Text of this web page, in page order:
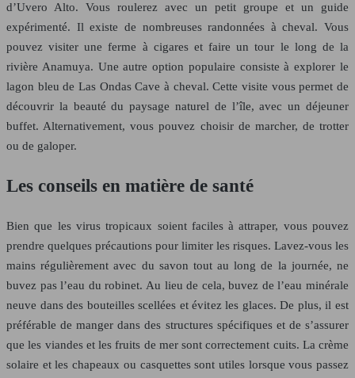
d’Uvero Alto. Vous roulerez avec un petit groupe et un guide
expérimenté. Il existe de nombreuses randonnées à cheval. Vous
pouvez visiter une ferme à cigares et faire un tour le long de la
rivière Anamuya. Une autre option populaire consiste à explorer le
lagon bleu de Las Ondas Cave à cheval. Cette visite vous permet de
découvrir la beauté du paysage naturel de l’île, avec un déjeuner
buffet. Alternativement, vous pouvez choisir de marcher, de trotter
ou de galoper.
Les conseils en matière de santé
Bien que les virus tropicaux soient faciles à attraper, vous pouvez
prendre quelques précautions pour limiter les risques. Lavez-vous les
mains régulièrement avec du savon tout au long de la journée, ne
buvez pas l’eau du robinet. Au lieu de cela, buvez de l’eau minérale
neuve dans des bouteilles scellées et évitez les glaces. De plus, il est
préférable de manger dans des structures spécifiques et de s’assurer
que les viandes et les fruits de mer sont correctement cuits. La crème
solaire et les chapeaux ou casquettes sont utiles lorsque vous passez